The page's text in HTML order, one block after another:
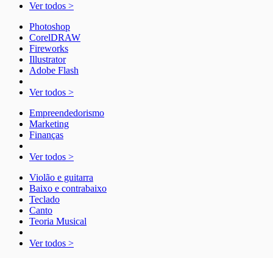
Ver todos >
Photoshop
CorelDRAW
Fireworks
Illustrator
Adobe Flash
Ver todos >
Empreendedorismo
Marketing
Finanças
Ver todos >
Violão e guitarra
Baixo e contrabaixo
Teclado
Canto
Teoria Musical
Ver todos >